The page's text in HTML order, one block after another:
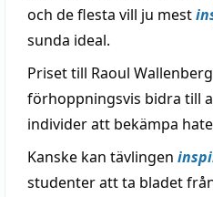
och de flesta vill ju mest
sunda ideal.
Priset till Raoul
förhoppningsvis bidra till
individer att bekämpa
Kanske kan tävlingen
studenter att ta bladet